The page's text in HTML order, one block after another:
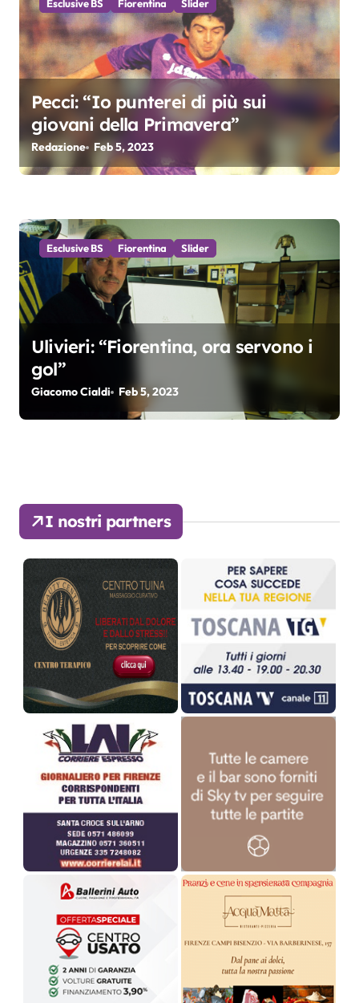
c
o
l
Esclusive BS Fiorentina Slider
Pecci: “Io punterei di più sui
giovani della Primavera”
Redazione Feb 5, 2023
Esclusive BS Fiorentina Slider
Ulivieri: “Fiorentina, ora servono i
gol”
Giacomo Cialdi Feb 5, 2023
I nostri partners